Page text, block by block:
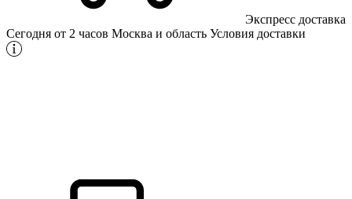
Экспресс доставка
Сегодня от 2 часов Москва и область Условия доставки